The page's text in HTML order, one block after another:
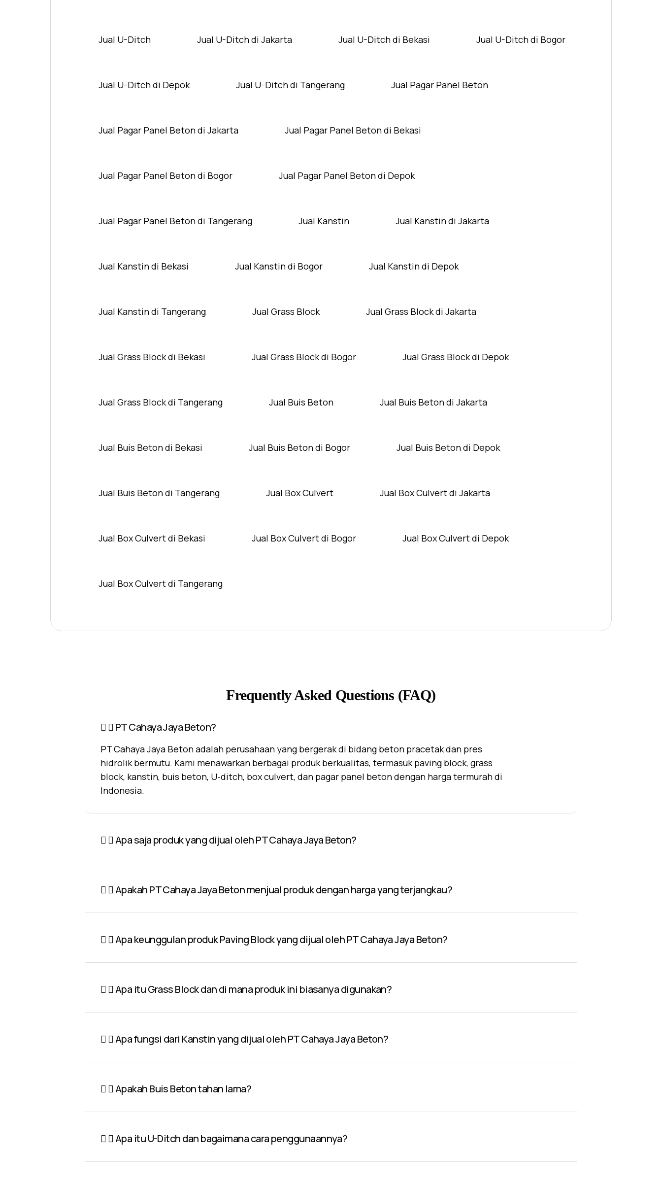
Jual U-Ditch Jual U-Ditch di Jakarta Jual U-Ditch di Bekasi Jual U-Ditch di Bogor
Jual U-Ditch di Depok Jual U-Ditch di Tangerang Jual Pagar Panel Beton
Jual Pagar Panel Beton di Jakarta Jual Pagar Panel Beton di Bekasi
Jual Pagar Panel Beton di Bogor Jual Pagar Panel Beton di Depok
Jual Pagar Panel Beton di Tangerang Jual Kanstin Jual Kanstin di Jakarta
Jual Kanstin di Bekasi Jual Kanstin di Bogor Jual Kanstin di Depok
Jual Kanstin di Tangerang Jual Grass Block Jual Grass Block di Jakarta
Jual Grass Block di Bekasi Jual Grass Block di Bogor Jual Grass Block di Depok
Jual Grass Block di Tangerang Jual Buis Beton Jual Buis Beton di Jakarta
Jual Buis Beton di Bekasi Jual Buis Beton di Bogor Jual Buis Beton di Depok
Jual Buis Beton di Tangerang Jual Box Culvert Jual Box Culvert di Jakarta
Jual Box Culvert di Bekasi Jual Box Culvert di Bogor Jual Box Culvert di Depok
Jual Box Culvert di Tangerang
Frequently Asked Questions (FAQ)
PT Cahaya Jaya Beton?
PT Cahaya Jaya Beton adalah perusahaan yang bergerak di bidang beton pracetak dan pres
hidrolik bermutu. Kami menawarkan berbagai produk berkualitas, termasuk paving block, grass
block, kanstin, buis beton, U-ditch, box culvert, dan pagar panel beton dengan harga termurah di
Indonesia.
Apa saja produk yang dijual oleh PT Cahaya Jaya Beton?
Apakah PT Cahaya Jaya Beton menjual produk dengan harga yang terjangkau?
Apa keunggulan produk Paving Block yang dijual oleh PT Cahaya Jaya Beton?
Apa itu Grass Block dan di mana produk ini biasanya digunakan?
Apa fungsi dari Kanstin yang dijual oleh PT Cahaya Jaya Beton?
Apakah Buis Beton tahan lama?
Apa itu U-Ditch dan bagaimana cara penggunaannya?